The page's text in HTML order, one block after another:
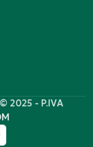
© 2025 - P.IVA